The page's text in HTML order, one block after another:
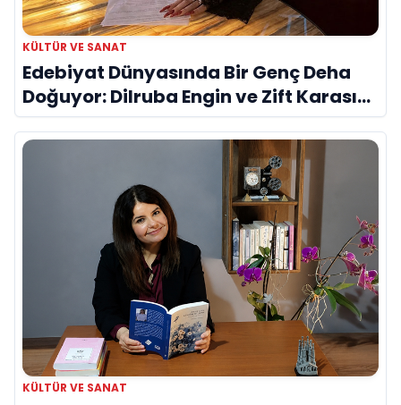
KÜLTÜR VE SANAT
Edebiyat Dünyasında Bir Genç Deha
Doğuyor: Dilruba Engin ve Zift Karası
Evreni ‘AVENOİR’
KÜLTÜR VE SANAT